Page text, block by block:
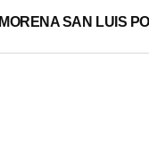
MORENA SAN LUIS